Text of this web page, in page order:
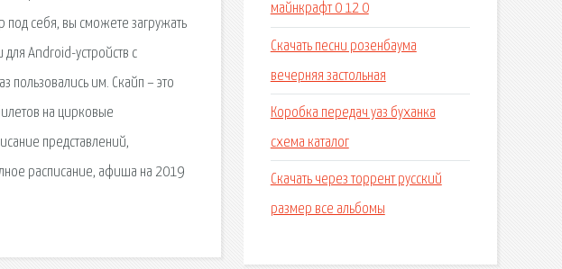
под себя, вы сможете загружать
Android-устройств с
пользовались им. Скайп – это
на цирковые
представлений,
расписание, афиша на 2019
майнкрафт 0 12 0
Скачать песни розенбаума
вечерняя застольная
Коробка передач уаз буханка
схема каталог
Скачать через торрент русский
размер все альбомы